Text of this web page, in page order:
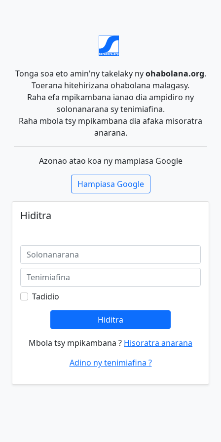
Tonga soa eto amin'ny takelaky nyohabolana.org.
Toerana hitehirizana ohabolana malagasy.
Raha efa mpikambana ianao dia ampidiro ny
solonanarana sy tenimiafina.
Raha mbola tsy mpikambana dia afaka misoratra
anarana.
Azonao atao koa ny mampiasa Google
Hampiasa Google
Hiditra
Tadidio
Hiditra
Mbola tsy mpikambana ? Hisoratra anarana
Adino ny tenimiafina ?